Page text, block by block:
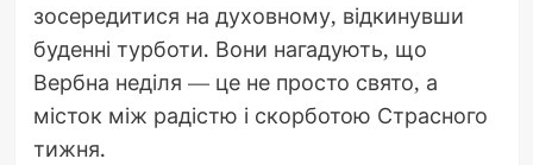
зосередитися на духовному, відкинувши
буденні турботи. Вони нагадують, що
Вербна неділя — це не просто свято, а
місток між радістю і скорботою Страсного
тижня.